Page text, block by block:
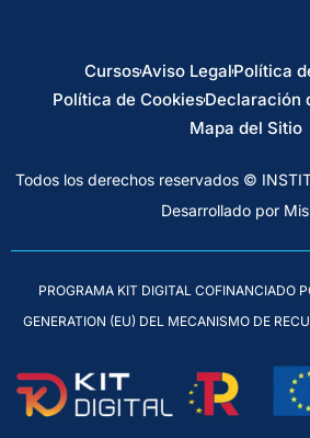
CursosAviso LegalPolítica
Política de CookiesDeclaración
Mapa del Sitio
Todos los derechos reservados ©
Desarrollado por
PROGRAMA KIT DIGITAL COFINANCIADO
GENERATION (EU) DEL MECANISMO DE